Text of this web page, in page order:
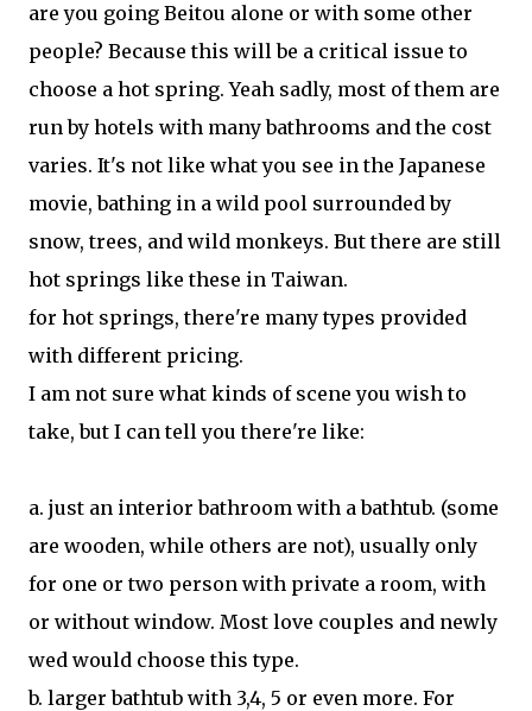
are you going Beitou alone or with some other
people? Because this will be a critical issue to
choose a hot spring. Yeah sadly, most of them are
run by hotels with many bathrooms and the cost
varies. It's not like what you see in the Japanese
movie, bathing in a wild pool surrounded by
snow, trees, and wild monkeys. But there are still
hot springs like these in Taiwan.
for hot springs, there're many types provided
with different pricing.
I am not sure what kinds of scene you wish to
take, but I can tell you there're like:
a. just an interior bathroom with a bathtub. (some
are wooden, while others are not), usually only
for one or two person with private a room, with
or without window. Most love couples and newly
wed would choose this type.
b. larger bathtub with 3,4, 5 or even more. For